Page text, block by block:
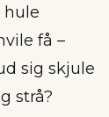
hule
få –
sig skjule
strå?